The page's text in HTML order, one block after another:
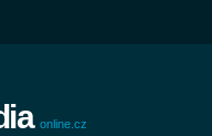
online.cz